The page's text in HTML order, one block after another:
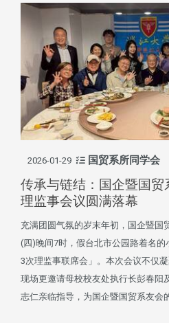
2026-01-29 国贸系所同学会
传承与链结：国企暨国
理监事会议圆满落幕
充满团圆气氛的岁末年初，国企暨国
(四)晚间7时，假台北市公园路着名
3次理监事联席会」。本次会议不仅
现场更邀请母校校友处执行长彭春阳
志仁亲临指导，为国企暨国贸系友会